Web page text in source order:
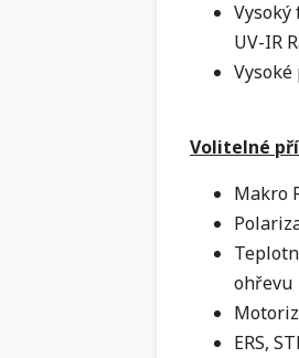
Vysoký
UV-IR
Vysoké
Volitelné
Makro
ohřevu
ERS,